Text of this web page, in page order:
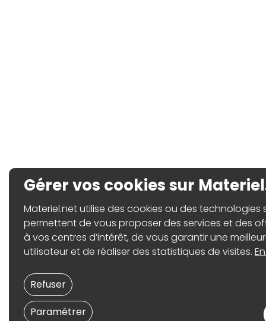
Gérer vos cookies sur
Materiel.net utilise des cookies ou des technologies
permettent de vous proposer des services et des
à vos centres d’intérêt, de vous garantir une
utilisateur et de réaliser des statistiques de visites.
Paramétrer
Refuser